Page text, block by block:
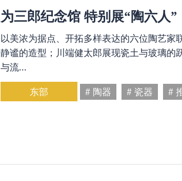
为三郎纪念馆 特别展“陶六人”
以美浓为据点、开拓多样表达的六位陶艺
静谧的造型；川端健太郎展现瓷土与玻璃
与流...
东部
# 陶器 # 瓷器 #